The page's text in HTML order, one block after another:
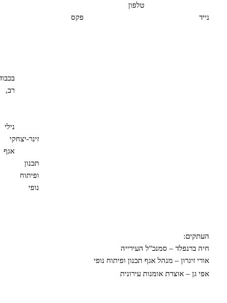
טלפון
נייד
פקס
רב,
נילי
זינר-יצחקי
אגף
תכנון
ופיתוח
נופי
העתקים:
חיה ברנפלד – סמנכ"ל העירייה
אורי זיגרון – מנהל אגף תכנון ופיתוח נופי
אפי גן – אוצרת אומנות עירונית